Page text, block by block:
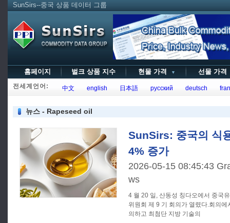
SunSirs--중국 상품 데이터 그룹
홈페이지 벌크 상품 지수 현물 가격 ▼ 선물 가
전세계언어: 中文 english 日本語 русский deutsch
뉴스 - Rapeseed oil
SunSirs: 중국의 식
4% 증가
2026-05-15 08:45:43
ws
4 월 20 일, 산동성 칭다오에서 중국
위원회 제 9 기 회의가 열렸다.회의
의하고 최첨단 지방 기술의